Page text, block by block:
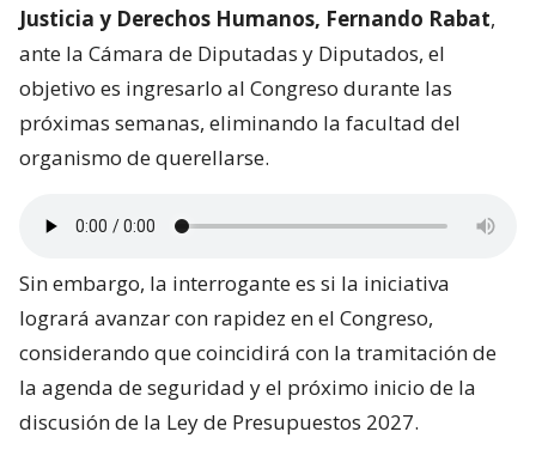
Justicia y Derechos Humanos, Fernando Rabat,
ante la Cámara de Diputadas y Diputados, el
objetivo es ingresarlo al Congreso durante las
próximas semanas, eliminando la facultad del
organismo de querellarse.
Sin embargo, la interrogante es si la iniciativa
logrará avanzar con rapidez en el Congreso,
considerando que coincidirá con la tramitación de
la agenda de seguridad y el próximo inicio de la
discusión de la Ley de Presupuestos 2027.